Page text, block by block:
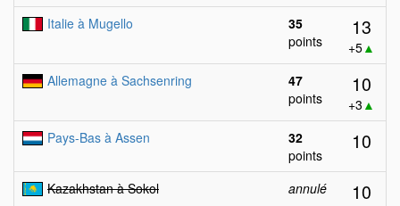
Italie à Mugello
35
points
13
+5▲
Allemagne à Sachsenring
47
points
10
+3 ▲
Pays-Bas à Assen
32
points
10
Kazakhstan à Sokol annulé 10